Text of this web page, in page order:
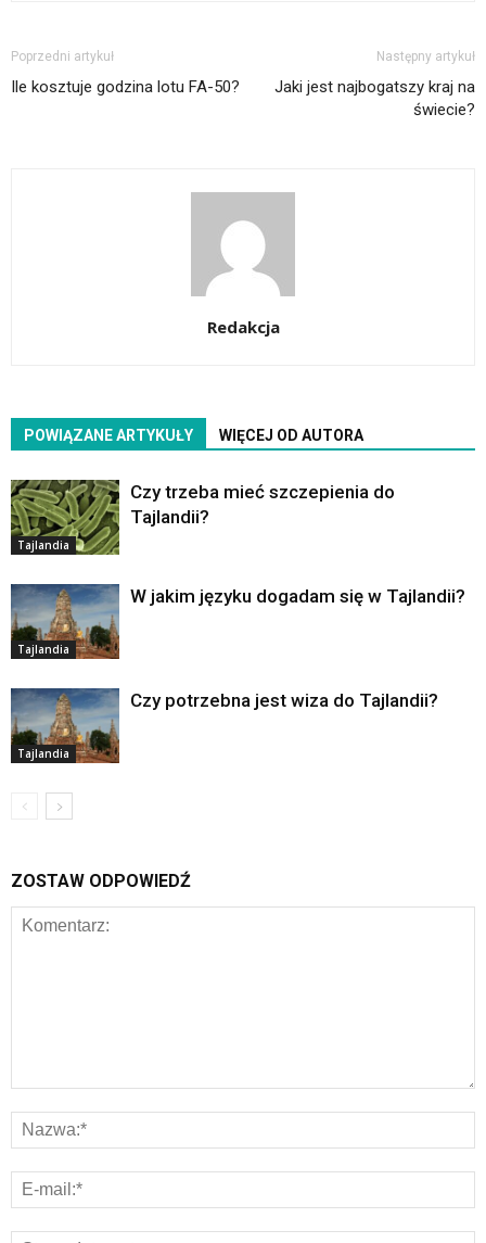
Poprzedni artykuł
Ile kosztuje godzina lotu FA-50?
Następny artykuł
Jaki jest najbogatszy kraj na
świecie?
Redakcja
POWIĄZANE ARTYKUŁY WIĘCEJ OD AUTORA
Tajlandia
Czy trzeba mieć szczepienia do
Tajlandii?
Tajlandia
W jakim języku dogadam się w Tajlandii?
Tajlandia
Czy potrzebna jest wiza do Tajlandii?
ZOSTAW ODPOWIEDŹ